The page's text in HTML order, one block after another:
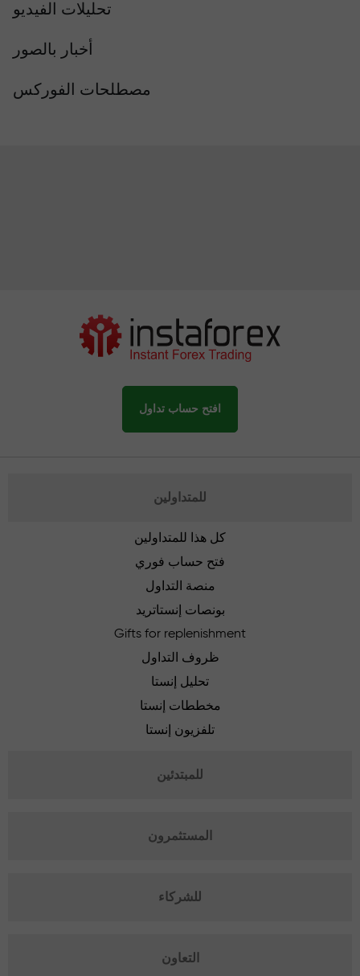
تحليلات الفيديو
أخبار بالصور
مصطلحات الفوركس
افتح حساب تداول
للمتداولين
كل هذا للمتداولين
فتح حساب فوري
منصة التداول
بونصات إنستاتريد
Gifts for replenishment
ظروف التداول
تحليل إنستا
مخططات إنستا
تلفزيون إنستا
للمبتدئين
المستثمرون
للشركاء
التعاون